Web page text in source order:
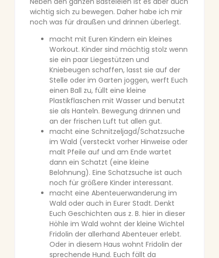
wichtig sich zu bewegen. Daher habe ich mir
noch was für draußen und drinnen überlegt.
macht mit Euren Kindern ein kleines
Workout. Kinder sind mächtig stolz wenn
sie ein paar Liegestützen und
Kniebeugen schaffen, lasst sie auf der
Stelle oder im Garten joggen, werft Euch
einen Ball zu, füllt eine kleine
Plastikflaschen mit Wasser und benutzt
sie als Hanteln. Bewegung drinnen und
an der frischen Luft tut allen gut.
macht eine Schnitzeljagd/Schatzsuche
im Wald (versteckt vorher Hinweise oder
malt Pfeile auf und am Ende wartet
dann ein Schatzt (eine kleine
Belohnung). Eine Schatzsuche ist auch
noch für größere Kinder interessant.
macht eine Abenteuerwanderung im
Wald oder auch in Eurer Stadt. Denkt
Euch Geschichten aus z. B. hier in dieser
Höhle im Wald wohnt der kleine Wichtel
Fridolin der allerhand Abenteuer erlebt.
Oder in diesem Haus wohnt Fridolin der
sprechende Hund. Euch fällt da